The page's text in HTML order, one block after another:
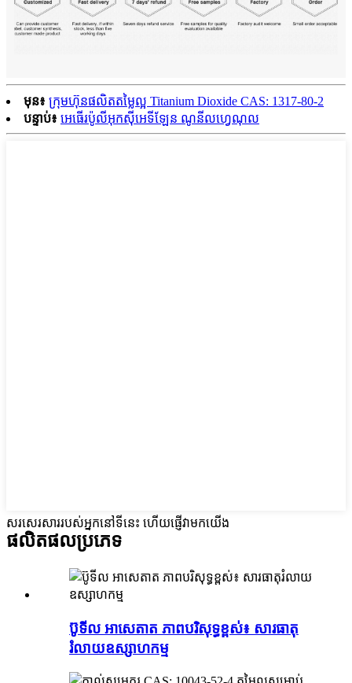
មុន៖ ក្រុមហ៊ុនផលិតតម្លៃល្អ Titanium Dioxide CAS: 1317-80-2
បន្ទាប់៖ អេធើរប៉ូលីអុកស៊ីអេទីឡែន ណូនីលហ្វេណុល
សរសេរសាររបស់អ្នកនៅទីនេះ ហើយផ្ញើវាមកយើង
ផលិតផលប្រភេទ
ប៊ូទីល អាសេតាត ភាពបរិសុទ្ធខ្ពស់៖ សារធាតុ
រំលាយឧស្សាហកម្ម